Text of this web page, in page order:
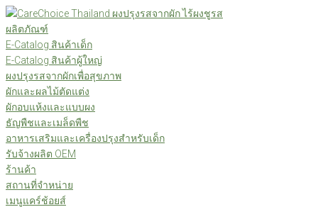
Skip
to
content
ผลิตภัณฑ์
E-Catalog สินค้าเด็ก
E-Catalog สินค้าผู้ใหญ่
ผงปรุงรสจากผักเพื่อสุขภาพ
ผักและผลไม้ตัดแต่ง
ผักอบแห้งและแบบผง
ธัญพืชและเมล็ดพืช
อาหารเสริมและเครื่องปรุงสำหรับเด็ก
รับจ้างผลิต OEM
ร้านค้า
สถานที่จำหน่าย
เมนูแคร์ช้อยส์